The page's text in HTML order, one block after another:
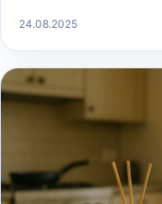
24.08.2025